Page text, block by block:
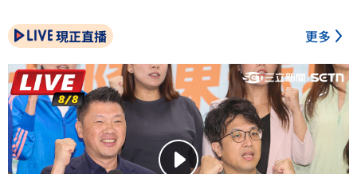
現正直播 更多